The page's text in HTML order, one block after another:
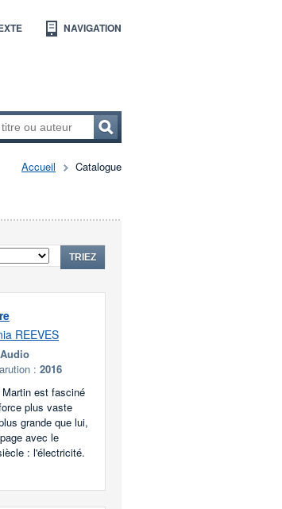
NAVIGATION
Accueil Catalogue
TRIEZ
REEVES
Audio
: 2016
est fasciné
plus vaste
grande que lui,
avec le
: l'électricité.